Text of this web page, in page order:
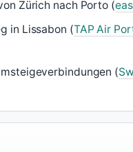
Zürich nach Porto (
in Lissabon (TAP Air
(